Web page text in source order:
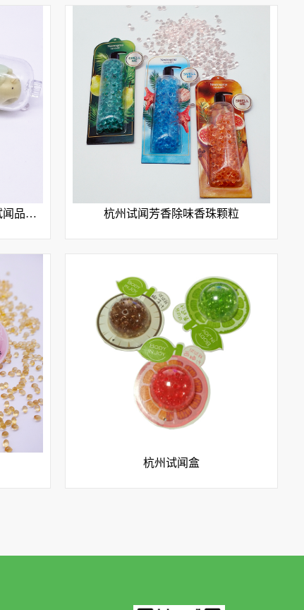
杭州厂家批发直销EVA香颗粒试闻品定制 杭州试闻芳香除味香珠颗粒
杭州试闻盒